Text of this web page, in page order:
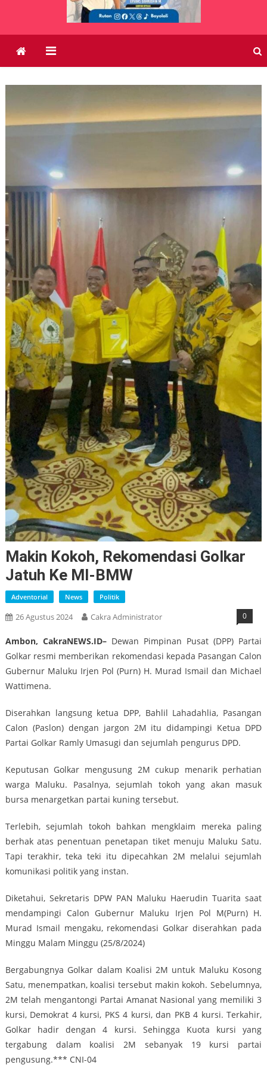
Makin Kokoh, Rekomendasi Golkar
Jatuh Ke MI-BMW
Adventorial News Politik
26 Agustus 2024 Cakra Administrator 0
Ambon, CakraNEWS.ID–Dewan Pimpinan Pusat (DPP) Partai
Golkar resmi memberikan rekomendasi kepada Pasangan Calon
Gubernur Maluku Irjen Pol (Purn) H. Murad Ismail dan Michael
Wattimena.
Diserahkan langsung ketua DPP, Bahlil Lahadahlia, Pasangan
Calon (Paslon) dengan jargon 2M itu didampingi Ketua DPD
Partai Golkar Ramly Umasugi dan sejumlah pengurus DPD.
Keputusan Golkar mengusung 2M cukup menarik perhatian
warga Maluku. Pasalnya, sejumlah tokoh yang akan masuk
bursa menargetkan partai kuning tersebut.
Terlebih, sejumlah tokoh bahkan mengklaim mereka paling
berhak atas penentuan penetapan tiket menuju Maluku Satu.
Tapi terakhir, teka teki itu dipecahkan 2M melalui sejumlah
komunikasi politik yang instan.
Diketahui, Sekretaris DPW PAN Maluku Haerudin Tuarita saat
mendampingi Calon Gubernur Maluku Irjen Pol M(Purn) H.
Murad Ismail mengaku, rekomendasi Golkar diserahkan pada
Minggu Malam Minggu (25/8/2024)
Bergabungnya Golkar dalam Koalisi 2M untuk Maluku Kosong
Satu, menempatkan, koalisi tersebut makin kokoh. Sebelumnya,
2M telah mengantongi Partai Amanat Nasional yang memiliki 3
kursi, Demokrat 4 kursi, PKS 4 kursi, dan PKB 4 kursi. Terkahir,
Golkar hadir dengan 4 kursi. Sehingga Kuota kursi yang
tergabung dalam koalisi 2M sebanyak 19 kursi partai
pengusung.*** CNI-04